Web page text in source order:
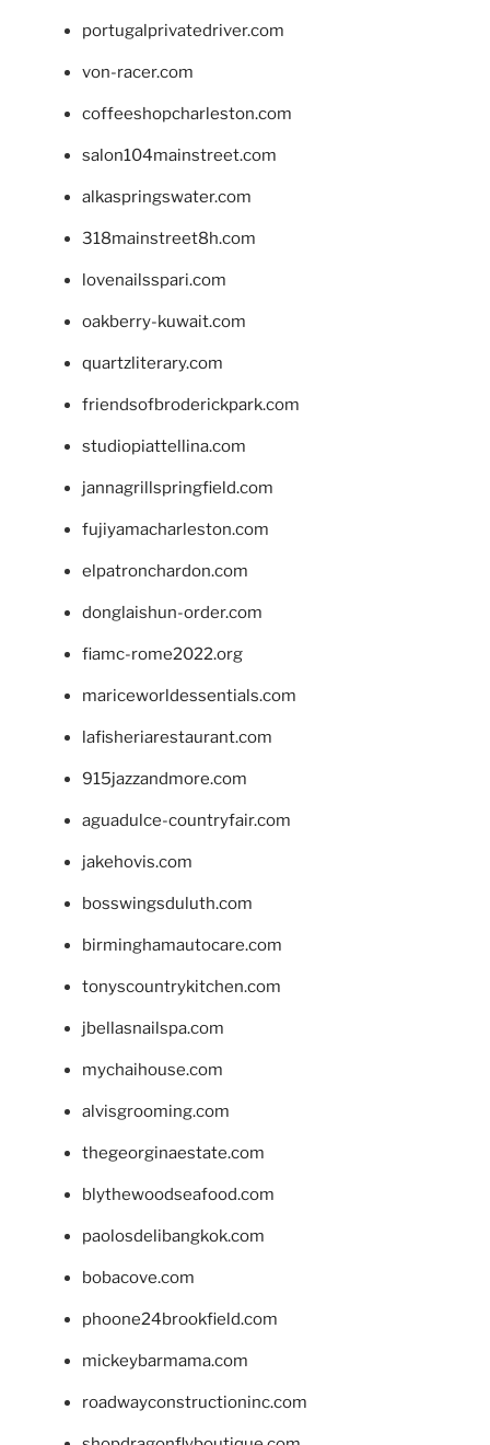
portugalprivatedriver.com
von-racer.com
coffeeshopcharleston.com
salon104mainstreet.com
alkaspringswater.com
318mainstreet8h.com
lovenailsspari.com
oakberry-kuwait.com
quartzliterary.com
friendsofbroderickpark.com
studiopiattellina.com
jannagrillspringfield.com
fujiyamacharleston.com
elpatronchardon.com
donglaishun-order.com
fiamc-rome2022.org
mariceworldessentials.com
lafisheriarestaurant.com
915jazzandmore.com
aguadulce-countryfair.com
jakehovis.com
bosswingsduluth.com
birminghamautocare.com
tonyscountrykitchen.com
jbellasnailspa.com
mychaihouse.com
alvisgrooming.com
thegeorginaestate.com
blythewoodseafood.com
paolosdelibangkok.com
bobacove.com
phoone24brookfield.com
mickeybarmama.com
roadwayconstructioninc.com